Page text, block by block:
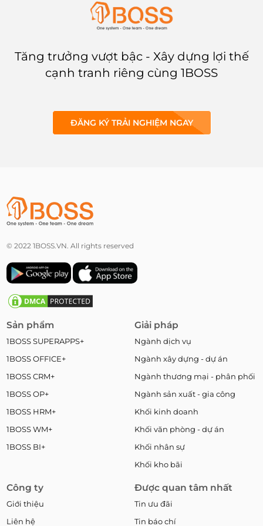
loại khách hàng.
Tăng trưởng vượt bậc - Xây dựng lợi thế
cạnh tranh riêng cùng 1BOSS
ĐĂNG KÝ TRẢI NGHIỆM NGAY
© 2022 1BOSS.VN. All rights reserved
Sản phẩm
1BOSS SUPERAPPS+
1BOSS OFFICE+
1BOSS CRM+
1BOSS OP+
1BOSS HRM+
1BOSS WM+
1BOSS BI+
Giải pháp
Ngành dịch vụ
Ngành xây dựng - dự án
Ngành thương mại - phân phối
Ngành sản xuất - gia công
Khối kinh doanh
Khối văn phòng - dự án
Khối nhân sự
Khối kho bãi
Công ty
Giới thiệu
Liên hệ
Được quan tâm nhất
Tin ưu đãi
Tin báo chí